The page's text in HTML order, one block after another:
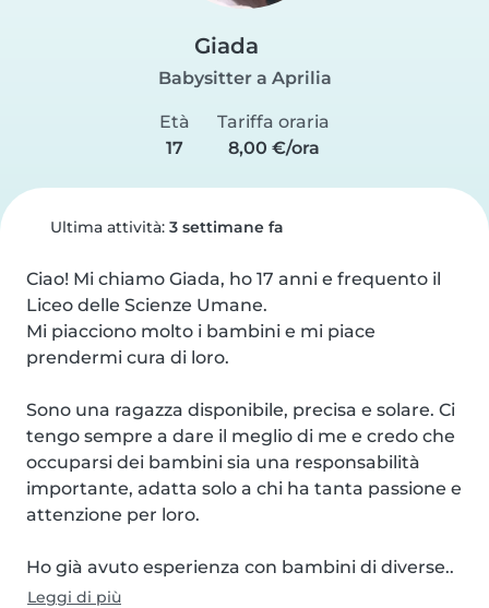
Giada
Babysitter a Aprilia
Età
17
Tariffa oraria
8,00 €/ora
Ultima attività: 3 settimane fa
Ciao! Mi chiamo Giada, ho 17 anni e frequento il
Liceo delle Scienze Umane.
Mi piacciono molto i bambini e mi piace
prendermi cura di loro.
Sono una ragazza disponibile, precisa e solare. Ci
tengo sempre a dare il meglio di me e credo che
occuparsi dei bambini sia una responsabilità
importante, adatta solo a chi ha tanta passione e
attenzione per loro.
Ho già avuto esperienza con bambini di diverse..
Leggi di più